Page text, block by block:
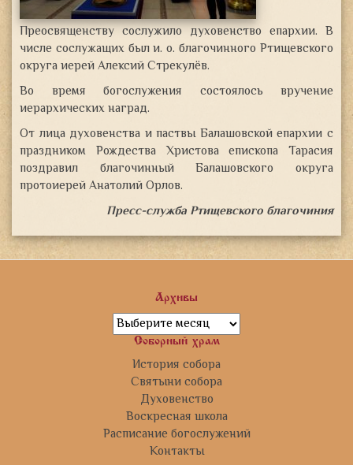
Преосвященству сослужило духовенство епархии. В
числе сослужащих был и. о. благочинного Ртищевского
округа иерей Алексий Стрекулёв.
Во время богослужения состоялось вручение
иерархических наград.
От лица духовенства и паствы Балашовской епархии с
праздником Рождества Христова епископа Тарасия
поздравил благочинный Балашовского округа
протоиерей Анатолий Орлов.
Пресс-служба Ртищевского благочиния
Архивы
Архивы
Соборный храм
История собора
Святыни собора
Духовенство
Воскресная школа
Расписание богослужений
Контакты